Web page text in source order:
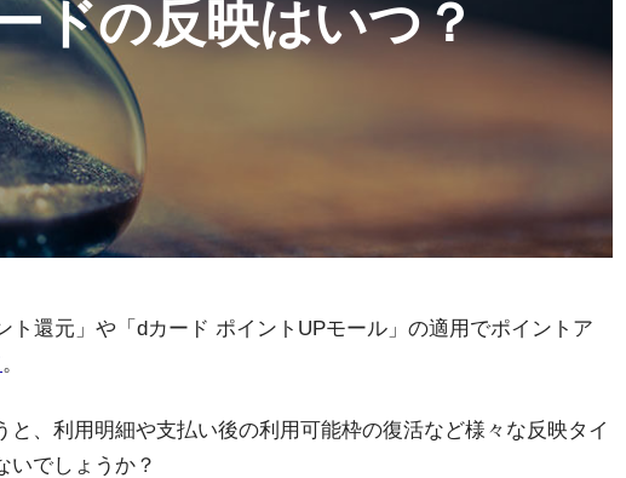
ドの反映はいつ？
ト還元」や「dカード ポイントUPモール」の適用でポイントア
。
と、利用明細や支払い後の利用可能枠の復活など様々な反映タイ
いでしょうか？